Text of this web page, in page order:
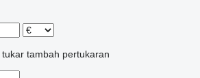
tukar tambah pertukaran